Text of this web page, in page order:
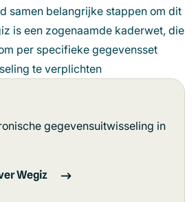
samen belangrijke stappen om dit
is een zogenaamde kaderwet, die
per specifieke gegevensset
te verplichten
gegevensuitwisseling in
Wegiz